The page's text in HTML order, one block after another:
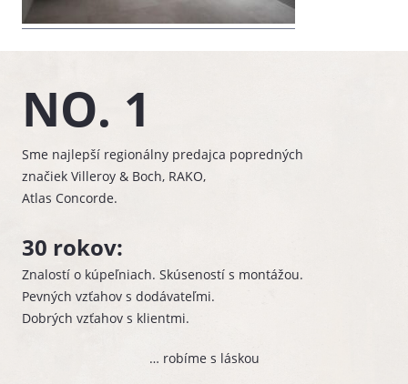
NO. 1
Sme najlepší regionálny predajca popredných
značiek Villeroy & Boch, RAKO,
Atlas Concorde.
30 rokov:
Znalostí o kúpeľniach. Skúseností s montážou.
Pevných vzťahov s dodávateľmi.
Dobrých vzťahov s klientmi.
… robíme s láskou